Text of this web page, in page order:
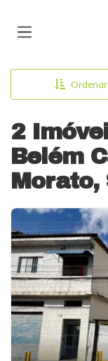
Ordenar
2
Belém
Morato,